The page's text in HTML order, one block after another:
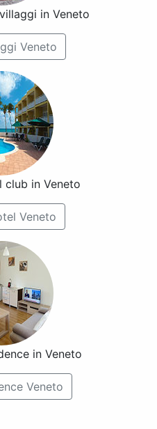
in Veneto
Veneto
club in Veneto
Veneto
in Veneto
Veneto